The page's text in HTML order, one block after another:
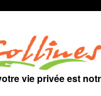
Rouge à Bressuire,
vie privée est